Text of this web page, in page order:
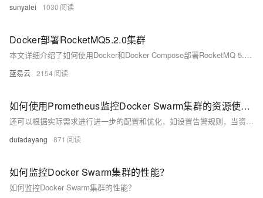
sunyalei 1030
Docker部署RocketMQ5.2.0集群
本文详细介绍了如何使用Docker和Docker Compose部署RocketMQ 5.2.0集群。通过创建配置文件、启动集群和验证容器状态，您可以快速搭建起一个RocketMQ集群环境。希望本文能够帮助您更好地理解和应用RocketMQ，提高消息中间件的部署和管理效率。
蓝易云 2154
如何使用Prometheus监控Docker Swarm集群的资源使用情况？
还可以根据实际需求进行进一步的配置和优化，如设置告警规则，当资源使用超出阈值时及时发出警报。通过这些步骤，能够有效地使用 Prometheus 对 Docker Swarm 集群的资源进行监控和管理。
dufadayang 871
如何监控Docker Swarm集群的性能？
如何监控Docker Swarm集群的性能？